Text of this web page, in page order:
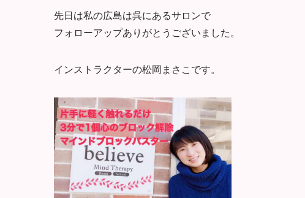
先日は私の広島は呉にあるサロンで
フォローアップありがとうございました。
インストラクターの松岡まさこです。